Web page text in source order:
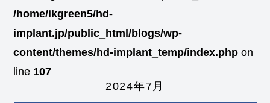
/home/ikgreen5/hd-
implant.jp/public_html/blogs/wp-
content/themes/hd-implant_temp/index.php on
line 107
2024年7月